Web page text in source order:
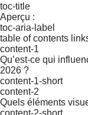
toc-title
Aperçu :
toc-aria-label
table of contents
content-1
Qu’est-ce qui
2026 ?
content-1-short
content-2
Quels éléments
content-2-short